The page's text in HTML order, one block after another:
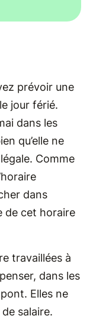
prévoir une
jour férié.
dans les
qu’elle ne
Comme
dans
de cet horaire
travaillées à
dans les
Elles ne
salaire.